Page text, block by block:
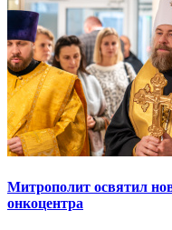
Митрополит освятил
онкоцентра